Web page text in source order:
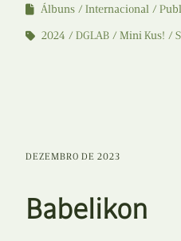
Álbuns Internacional
2024
DGLAB Mini Kus!
DEZEMBRO DE 2023
Babelikon